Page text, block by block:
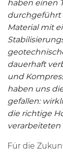
haben einen
durchgeführt
Material mit
dauerhaft
und
haben uns
gefallen:
die richtige
verarbeiteten
Für die